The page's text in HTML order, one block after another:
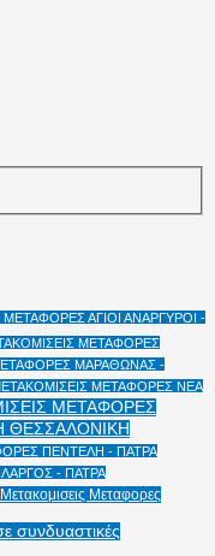
ΑΓΙΟΙ ΑΝΑΡΓΥΡΟΙ -
ΜΕΤΑΦΟΡΕΣ
ΜΑΡΑΘΩΝΑΣ -
ΜΕΤΑΦΟΡΕΣ ΝΕΑ
ΜΕΤΑΦΟΡΕΣ
ΘΕΣΣΑΛΟΝΙΚΗ
ΠΕΝΤΕΛΗ - ΠΑΤΡΑ
- ΠΑΤΡΑ
Μετακομισεις Μεταφορες
συνδυαστικές